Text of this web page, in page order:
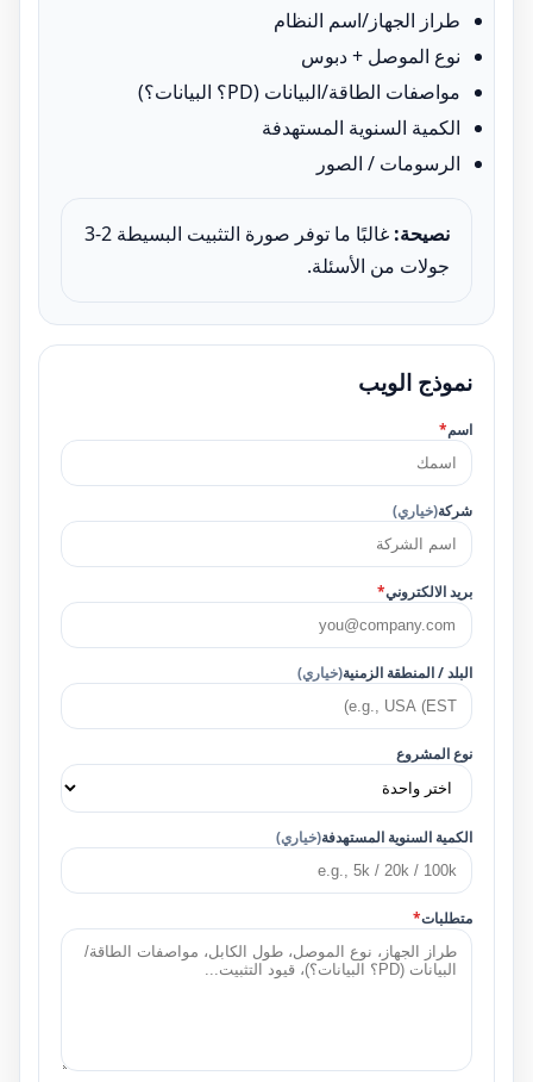
طراز الجهاز/اسم النظام
نوع الموصل + دبوس
مواصفات الطاقة/البيانات (PD؟ البيانات؟)
الكمية السنوية المستهدفة
الرسومات / الصور
نصيحة:
غالبًا ما توفر صورة التثبيت البسيطة 2-3
جولات من الأسئلة.
نموذج الويب
اسم*
شركة(خياري)
بريد الالكتروني*
البلد / المنطقة الزمنية(خياري)
نوع المشروع
الكمية السنوية المستهدفة(خياري)
متطلبات*